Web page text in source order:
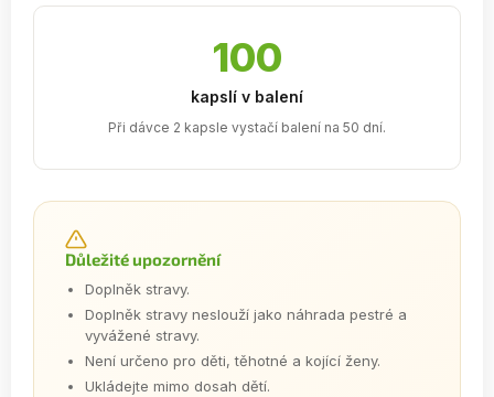
100
kapslí v balení
Při dávce 2 kapsle vystačí balení na 50 dní.
Důležité upozornění
Doplněk stravy.
Doplněk stravy neslouží jako náhrada pestré a
vyvážené stravy.
Není určeno pro děti, těhotné a kojící ženy.
Ukládejte mimo dosah dětí.